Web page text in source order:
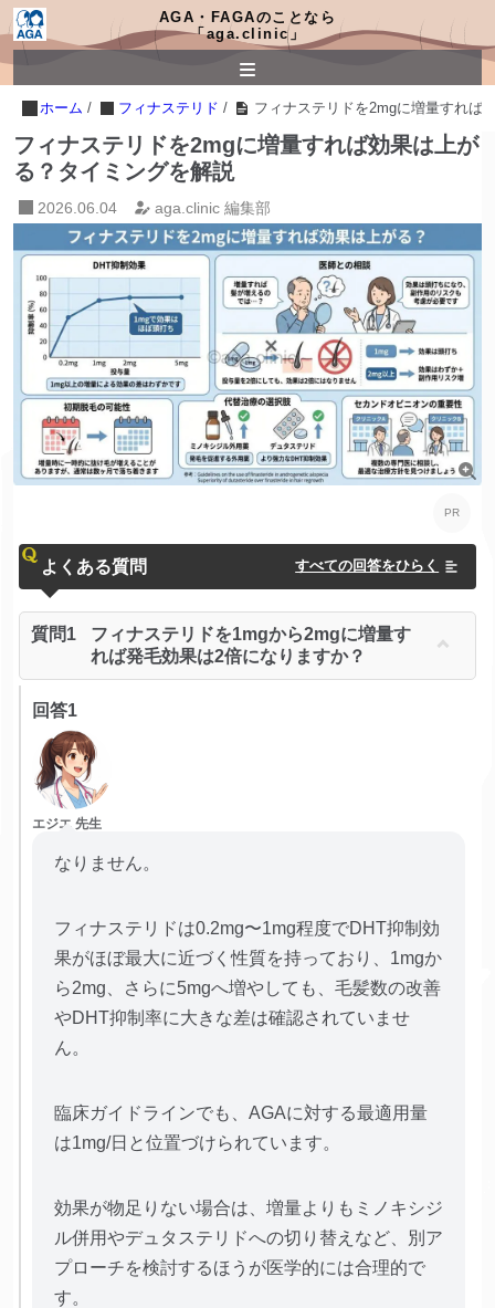
AGA・FAGAのことなら
「aga.clinic」
ホーム / フィナステリド / フィナステリドを2mgに増量すれば
フィナステリドを2mgに増量すれば効果は上が
る？タイミングを解説
2026.06.04 aga.clinic 編集部
よくある質問 すべての回答をひらく
質問1
フィナステリドを1mgから2mgに増量す
れば発毛効果は2倍になりますか？
回答1
エジエ 先生
なりません。
フィナステリドは0.2mg〜1mg程度でDHT抑制効
果がほぼ最大に近づく性質を持っており、1mgか
ら2mg、さらに5mgへ増やしても、毛髪数の改善
やDHT抑制率に大きな差は確認されていませ
ん。
臨床ガイドラインでも、AGAに対する最適用量
は1mg/日と位置づけられています。
効果が物足りない場合は、増量よりもミノキシジ
ル併用やデュタステリドへの切り替えなど、別ア
プローチを検討するほうが医学的には合理的で
す。